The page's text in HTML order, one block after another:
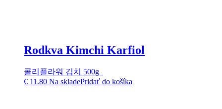
Rodkva Kimchi Karfiol
콜리플라워 김치 500g
€ 11.80 Na skladePridať do košíka